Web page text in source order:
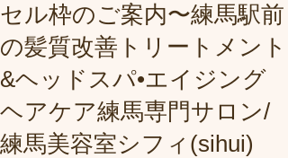
セル枠のご案内〜練馬駅前
の髪質改善トリートメント
&ヘッドスパ•エイジング
ヘアケア練馬専門サロン/
練馬美容室シフィ(sihui)